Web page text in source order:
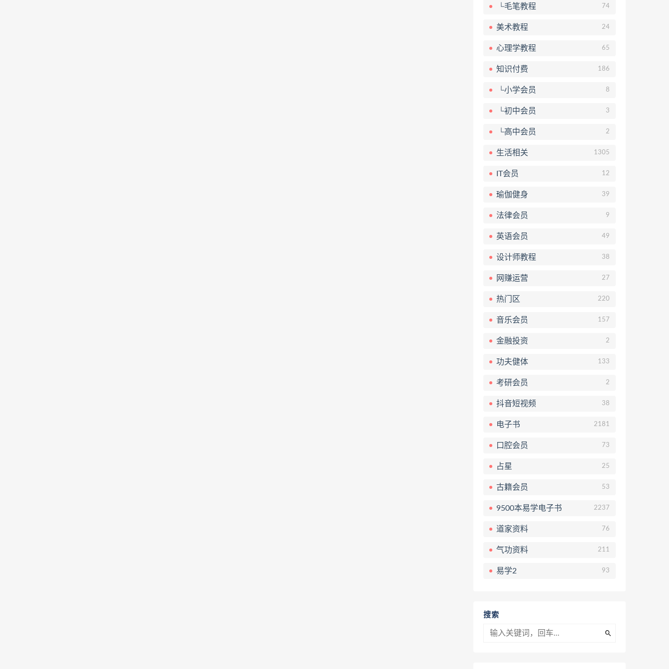
└毛笔教程 74
美术教程 24
心理学教程 65
知识付费 186
└小学会员 8
└初中会员 3
└高中会员 2
生活相关 1305
IT会员 12
瑜伽健身 39
法律会员 9
英语会员 49
设计师教程 38
网赚运营 27
热门区 220
音乐会员 157
金融投资 2
功夫健体 133
考研会员 2
抖音短视频 38
电子书 2181
口腔会员 73
占星 25
古籍会员 53
9500本易学电子书 2237
道家资料 76
气功资料 211
易学2 93
搜索